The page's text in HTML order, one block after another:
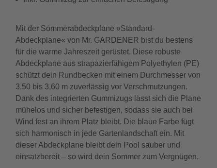
Mit der Sommerabdeckplane »Standard-
Abdeckplane« von Mr. GARDENER bist du bestens
für die warme Jahreszeit gerüstet. Diese robuste
Abdeckplane aus strapazierfähigem Polyethylen (PE)
schützt dein Rundbecken mit einem Durchmesser von
3,50 bis 3,60 m zuverlässig vor Verschmutzungen.
Dank des integrierten Gummizugs lässt sich die Plane
mühelos und sicher befestigen, sodass sie auch bei
Wind fest an ihrem Platz bleibt. Die blaue Farbe fügt
sich harmonisch in jede Gartenlandschaft ein. Mit
dieser Abdeckplane bleibt dein Pool sauber und
einsatzbereit – so wird dein Sommer zum Vergnügen.